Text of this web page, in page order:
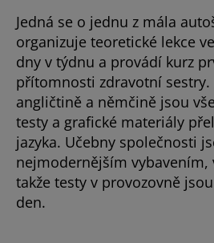
Jedná se o jednu z mála
organizuje teoretické lekce
dny v týdnu a provádí kurz
přítomnosti zdravotní sestry.
angličtině a němčině jsou
testy a grafické materiály
jazyka. Učebny společnosti
nejmodernějším vybavením,
takže testy v provozovně
den.